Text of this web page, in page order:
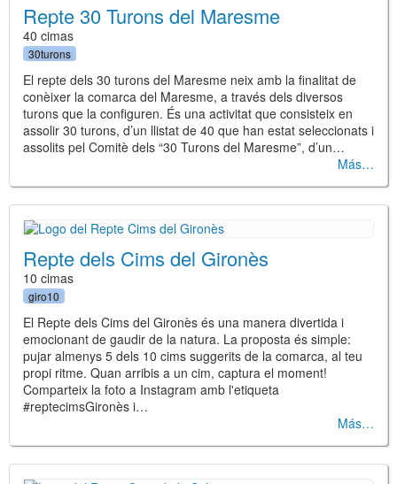
Repte 30 Turons del Maresme
40 cimas
30turons
El repte dels 30 turons del Maresme neix amb la finalitat de
conèixer la comarca del Maresme, a través dels diversos
turons que la configuren. És una activitat que consisteix en
assolir 30 turons, d’un llistat de 40 que han estat seleccionats i
assolits pel Comitè dels “30 Turons del Maresme”, d’un…
Más
Repte dels Cims del Gironès
10 cimas
giro10
El Repte dels Cims del Gironès és una manera divertida i
emocionant de gaudir de la natura. La proposta és simple:
pujar almenys 5 dels 10 cims suggerits de la comarca, al teu
propi ritme. Quan arribis a un cim, captura el moment!
Comparteix la foto a Instagram amb l'etiqueta
#reptecimsGironès i…
Más